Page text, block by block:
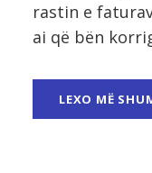
rastin e
ai që bën
LEXO MË